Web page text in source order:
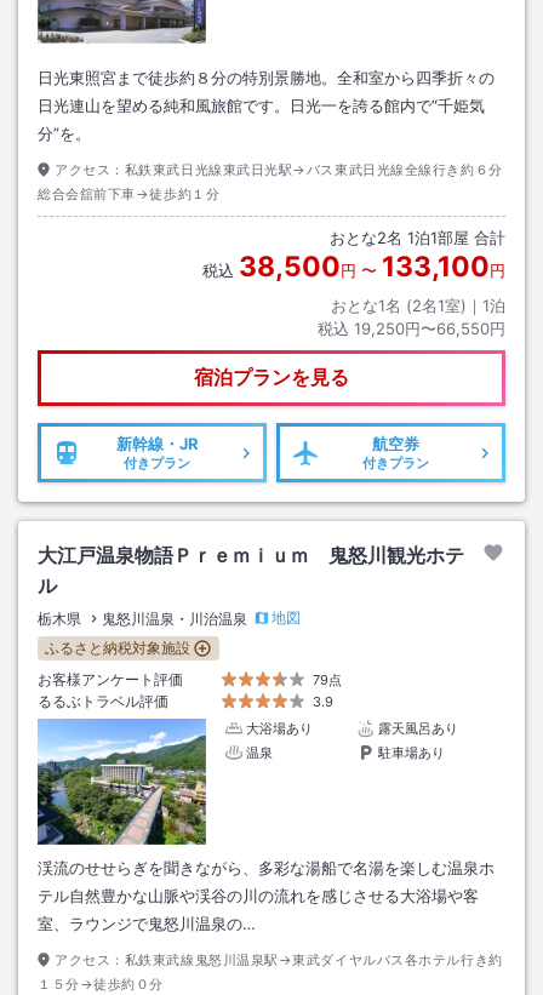
日光東照宮まで徒歩約８分の特別景勝地。全和室から四季折々の
日光連山を望める純和風旅館です。日光一を誇る館内で“千姫気
分”を。
アクセス： 私鉄東武日光線東武日光駅→バス東武日光線全線行き約６分
総合会舘前下車→徒歩約１分
おとな2名 1泊1部屋 合計
税込 38,500円 〜 133,100円
おとな1名 (2名1室)｜ 1泊
税込 19,250円〜66,550円
宿泊プランを見る
新幹線・JR
付きプラン
航空券
付きプラン
大江戸温泉物語Ｐｒｅｍｉｕｍ 鬼怒川観光ホテ
ル
栃木県 鬼怒川温泉・川治温泉
地図
ふるさと納税対象施設
お客様アンケート評価
79点
るるぶトラベル評価
3.9
大浴場あり
露天風呂あり
温泉
駐車場あり
渓流のせせらぎを聞きながら、多彩な湯船で名湯を楽しむ温泉ホ
テル自然豊かな山脈や渓谷の川の流れを感じさせる大浴場や客
室、ラウンジで鬼怒川温泉の…
アクセス： 私鉄東武線鬼怒川温泉駅→東武ダイヤルバス各ホテル行き約
１５分→徒歩約０分